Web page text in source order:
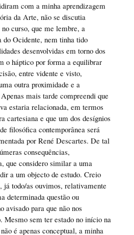
com a minha aprendizagem
da Arte, não se discutia
curso, que me lembre, a
Ocidente, nem tinha tido
desenvolvidas em torno dos
o háptico por forma a equilibrar
entre vidente e visto,
outra proximidade e a
mais tarde compreendi que
estaria relacionada, em termos
cartesiana e que um dos desígnios
filosófica contemporânea será
por René Descartes. De tal
consequências,
que considero similar a uma
a um objecto de estudo. Creio
já todo/as ouvimos, relativamente
determinada questão ou
avisado para que não nos
Mesmo sem ter estado no início na
é apenas conceptual, a minha